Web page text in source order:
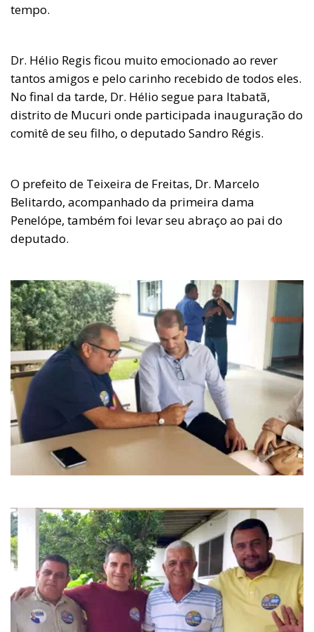
tempo.
Dr. Hélio Regis ficou muito emocionado ao rever
tantos amigos e pelo carinho recebido de todos eles.
No final da tarde, Dr. Hélio segue para Itabatã,
distrito de Mucuri onde participada inauguração do
comitê de seu filho, o deputado Sandro Régis.
O prefeito de Teixeira de Freitas, Dr. Marcelo
Belitardo, acompanhado da primeira dama
Penelópe, também foi levar seu abraço ao pai do
deputado.